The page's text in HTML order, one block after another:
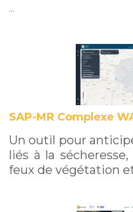
…
SAP-MR Complexe
Un outil pour
liés à la
feux de végétation